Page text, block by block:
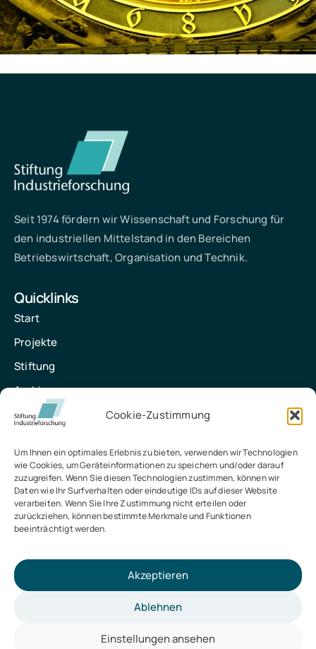
Cookie-Zustimmung
Um Ihnen ein optimales Erlebnis zu bieten, verwenden wir Technologien
wie Cookies, um Geräteinformationen zu speichern und/oder darauf
zuzugreifen. Wenn Sie diesen Technologien zustimmen, können wir
Daten wie Ihr Surfverhalten oder eindeutige IDs auf dieser Website
verarbeiten. Wenn Sie Ihre Zustimmung nicht erteilen oder
zurückziehen, können bestimmte Merkmale und Funktionen
beeinträchtigt werden.
Akzeptieren
Ablehnen
Einstellungen ansehen
Seit 1974 fördern wir Wissenschaft und Forschung für
den industriellen Mittelstand in den Bereichen
Betriebswirtschaft, Organisation und Technik.
Quicklinks
Start
Projekte
Stiftung
Archiv
Kontakt
Kontakt
Stiftung Industrieforschung
Baedekerstraße 1, 45128 Essen
info@stiftung-industrieforschung.de